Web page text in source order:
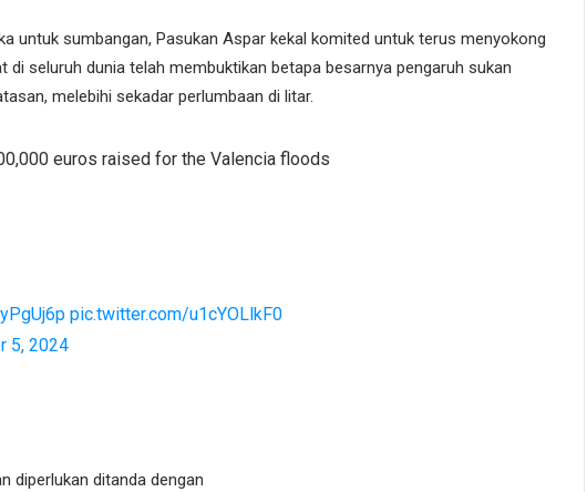
untuk sumbangan, Pasukan Aspar kekal komited untuk terus menyokong
di seluruh dunia telah membuktikan betapa besarnya pengaruh sukan
melebihi sekadar perlumbaan di litar.
euros raised for the Valencia floods
pic.twitter.com/u1cYOLlkF0
5, 2024
diperlukan ditanda dengan